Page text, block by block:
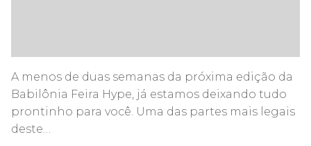
A menos de duas semanas da próxima edição da
Babilônia Feira Hype, já estamos deixando tudo
prontinho para você. Uma das partes mais legais
deste…